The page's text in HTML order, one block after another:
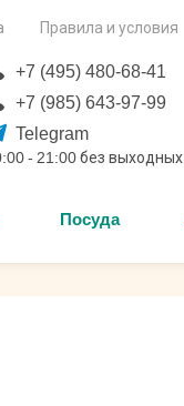
Правила и условия
+7 (495) 480-68-41
+7 (985) 643-97-99
Telegram
- 21:00 без выходных
Посуда